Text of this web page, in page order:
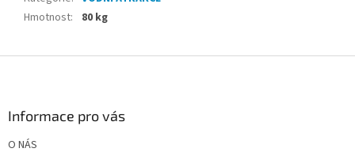
Hmotnost: 80 kg
Informace pro vás
O NÁS